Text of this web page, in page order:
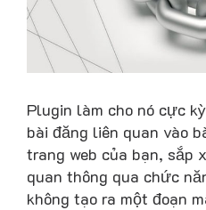
Plugin làm cho nó cực
bài đăng liên quan vào
trang web của bạn, sắp
quan thông qua chức
không tạo ra một đoạn